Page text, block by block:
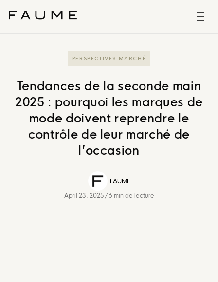
PERSPECTIVES MARCHÉ
Tendances de la seconde main
2025 : pourquoi les marques de
mode doivent reprendre le
contrôle de leur marché de
l’occasion
FAUME
April 23, 2025 /6 min de lecture